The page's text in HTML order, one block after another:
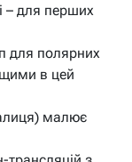
– для перших
для полярних
в цей
малює